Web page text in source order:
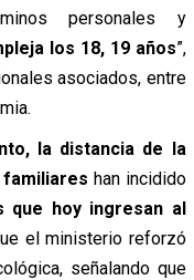
personales y
los 18, 19 años”,
asociados, entre
la distancia de la
familiares han incidido
que hoy ingresan al
el ministerio reforzó
señalando que